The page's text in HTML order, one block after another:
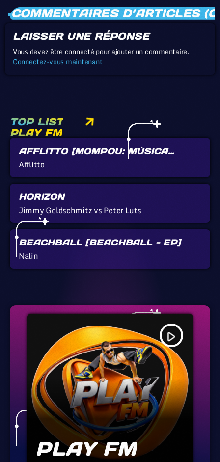
COMMENTAIRES D’ARTICLES
LAISSER UNE RÉPONSE
Vous devez être connecté pour ajouter un commentaire.
Connectez-vous maintenant
TOP LIST
PLAY FM
AFFLITTO [MOMPOU: MÚSICA
CALLADA]
Afflitto
HORIZON
Jimmy Goldschmitz vs Peter Luts
BEACHBALL [BEACHBALL - EP]
Nalin
play_arrow
PLAY FM